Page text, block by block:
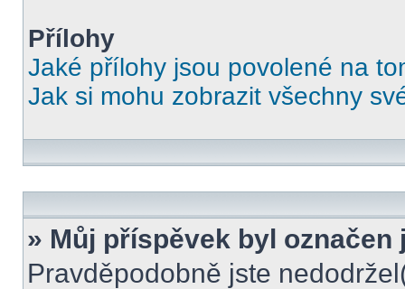
Přílohy
Jaké přílohy jsou povolené na
Jak si mohu zobrazit všechny
» Můj příspěvek byl
Pravděpodobně jste